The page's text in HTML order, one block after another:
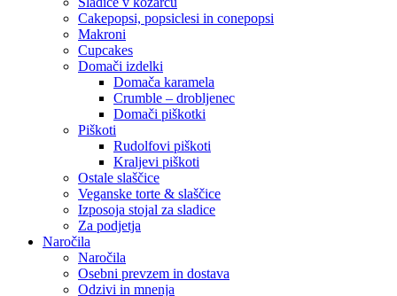
Cakepopsi, popsiclesi in conepopsi
Makroni
Cupcakes
Domači izdelki
Domača karamela
Crumble – drobljenec
Domači piškotki
Piškoti
Rudolfovi piškoti
Kraljevi piškoti
Ostale slaščice
Veganske torte & slaščice
Izposoja stojal za sladice
Za podjetja
Naročila
Naročila
Osebni prevzem in dostava
Odzivi in mnenja